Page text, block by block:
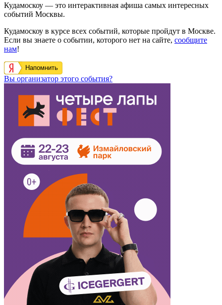
Кудамоскоу — это интерактивная афиша самых интересных
событий Москвы.
Кудамоскоу в курсе всех событий, которые пройдут в Москве.
Если вы знаете о событии, которого нет на сайте, сообщите
нам!
Напомнить
Вы организатор этого события?